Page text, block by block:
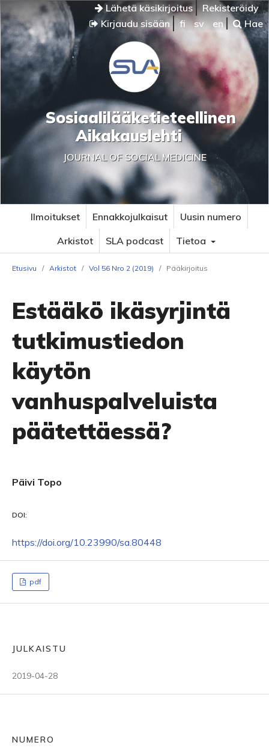
Lähetä käsikirjoitus
Rekisteröidy
Kirjaudu sisään
fi sv en Hae
Sosiaalilääketieteellinen
Aikakauslehti
JOURNAL OF SOCIAL MEDICINE
Ilmoitukset Ennakkojulkaisut
Uusin numero
Arkistot
SLA podcast Tietoa
Etusivu / Arkistot / Vol 56 Nro 2 (2019) / Pääkirjoitus
Estääkö ikäsyrjintä
tutkimustiedon
käytön
vanhuspalveluista
päätettäessä?
Päivi Topo
DOI:
https://doi.org/10.23990/sa.80448
pdf
JULKAISTU
2019-04-28
NUMERO